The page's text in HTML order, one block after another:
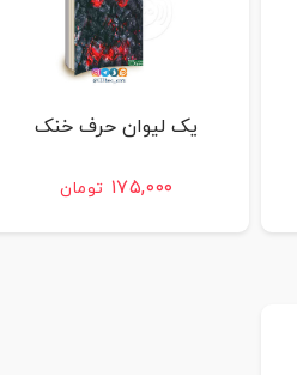
یک لیوان حرف خنک
۱۷۵,۰۰۰ تومان